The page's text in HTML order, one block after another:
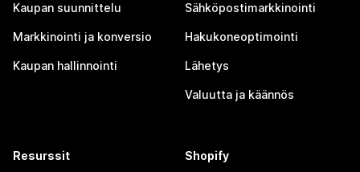
Kaupan suunnittelu
Markkinointi ja konversio
Kaupan hallinnointi
Sähköpostimarkkinointi
Hakukoneoptimointi
Lähetys
Valuutta ja käännös
Resurssit Shopify